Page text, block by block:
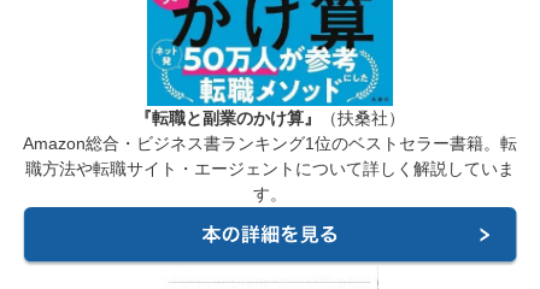
『転職と副業のかけ算』
（扶桑社）
Amazon総合・ビジネス書ランキング1位のベストセラー書籍。転
職方法や転職サイト・エージェントについて詳しく解説していま
す。